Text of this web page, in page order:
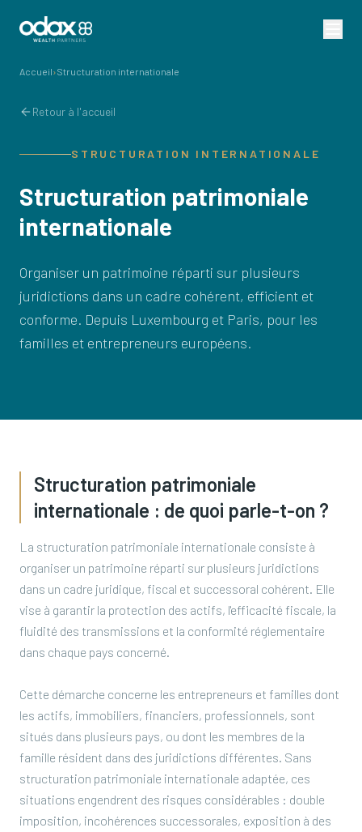
Accueil›Structuration internationale
Retour à l'accueil
STRUCTURATION INTERNATIONALE
Structuration patrimoniale
internationale
Organiser un patrimoine réparti sur plusieurs
juridictions dans un cadre cohérent, efficient et
conforme. Depuis Luxembourg et Paris, pour les
familles et entrepreneurs européens.
Structuration patrimoniale
internationale : de quoi parle-t-on ?
La structuration patrimoniale internationale consiste à
organiser un patrimoine réparti sur plusieurs juridictions
dans un cadre juridique, fiscal et successoral cohérent. Elle
vise à garantir la protection des actifs, l'efficacité fiscale, la
fluidité des transmissions et la conformité réglementaire
dans chaque pays concerné.
Cette démarche concerne les entrepreneurs et familles dont
les actifs, immobiliers, financiers, professionnels, sont
situés dans plusieurs pays, ou dont les membres de la
famille résident dans des juridictions différentes. Sans
structuration patrimoniale internationale adaptée, ces
situations engendrent des risques considérables : double
imposition, incohérences successorales, exposition à des